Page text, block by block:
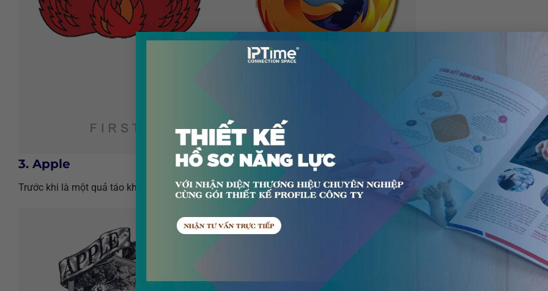
3. Apple
Trước khi là một quả táo khuyết với tỷ lệ vàng, logo của Apple từng có cả hình ảnh của nhà khoa học Newton.